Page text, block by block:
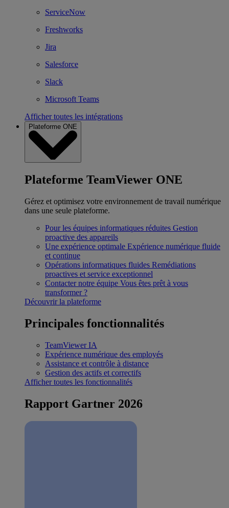
ServiceNow
Freshworks
Jira
Salesforce
Slack
Microsoft Teams
Afficher toutes les intégrations
Plateforme ONE
Plateforme TeamViewer ONE
Gérez et optimisez votre environnement de travail numérique
dans une seule plateforme.
Pour les équipes informatiques réduites Gestion
proactive des appareils
Une expérience optimale Expérience numérique fluide
et continue
Opérations informatiques fluides Remédiations
proactives et service exceptionnel
Contacter notre équipe Vous êtes prêt à vous
transformer ?
Découvrir la plateforme
Principales fonctionnalités
TeamViewer IA
Expérience numérique des employés
Assistance et contrôle à distance
Gestion des actifs et correctifs
Afficher toutes les fonctionnalités
Rapport Gartner 2026